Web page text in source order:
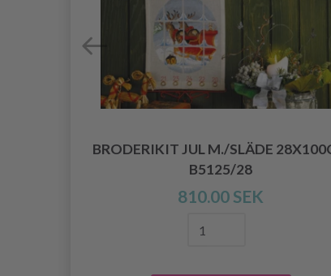
BRODERIKIT JUL M./SLÄDE
B5125/28
810.00 SEK